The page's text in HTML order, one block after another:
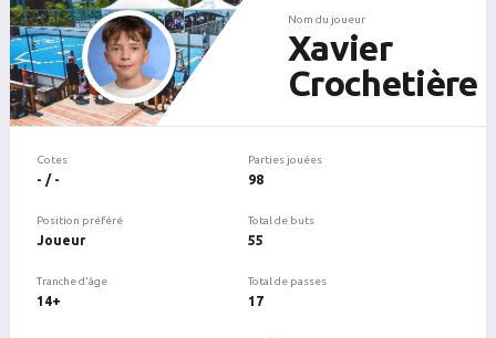
Nom du joueur
Xavier
Crochetière
Cotes
- / -
Position préféré
Joueur
Tranche d'âge
14+
Parties jouées
98
Total de buts
55
Total de passes
17